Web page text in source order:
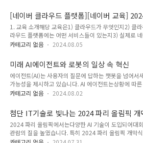
있는 능력을 갖추고 있습니다. 대표적인 예로는 텍스트 생
인 GPT-3 및 GPT-4, 이미지 생성 AI인 DALL-E 등이 있
다. 실생활 적용 예시1. 콘텐츠 생성 글쓰기 도우미: 생
블로그 포스트, 뉴스 기사, 광고 문구 등을 자동으로 작성
있습니다. 예를 들어, OpenAI의 GPT-3는 특정 주제에
단축시키고, 창의적인 아이디어를 제공하는..
[네이버 클라우드 플랫폼][네이버 교육]
핸즈온 랩 후기
1. 교육 소개해당 교육은1) 클라우드가 무엇인지2) 클
라우드 플랫폼에는 어떤 서비스들이 있는지3) 실제로
Network 서비스를 직접 경험해보는수업이라고 정리해
누구나 참여하여 클라우드 서비스를 경험해볼 수 있습
룬 목차는 아래와 같습니다. - 클라우드 기본- 네이버
클라우드 플랫폼 구성- 네이버 클라우드 플랫폼
라우드 플랫폼 Network 서비스 소개- 네이버 클라우
개- 네이버 클라우드 플랫폼 Database 서비..
카테고리 없음 2024.08.05
미래 AI에이전트와 로봇의 일상 속 혁신
에이전트(AI)는 사용자의 질문에 답하는 챗봇을 넘어서
가능성을 제시하고 있습니다. AI 에이전트는상황에 따
이해하고사용자의 일상 속 다양한 일을 능동적으로 자동
다. 아직 본격적인 AI 에이전트의 등장은 이뤄지지 않았
글이나 오픈AI가 선보이고 있는 GPT-4와 같은 기술이 등
서AI 에이전트의 시대가 머지않았다는 기대감이 커지고
다. AI 관련 기업들도 기존의 챗봇에 비해사용자의 일상
카테고리 없음 2024.08.02
첨단 IT기술로 빛나는 2024 파리 올림픽 개
2024 파리 올림픽에서는다양한 AI 기술이 도입되어대
관람의 질을 높였습니다. 특히 2024 파리 올림픽 개막
다양한 최첨단 IT기술이 도입되었습니다. 아래는 그 중 세